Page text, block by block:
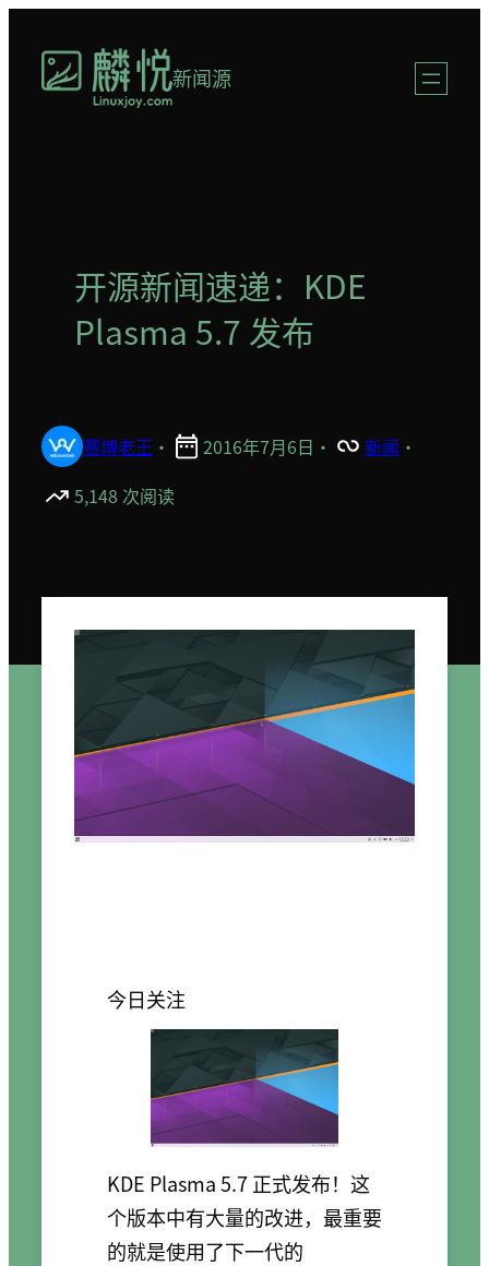
新闻源
开源新闻速递：KDE
Plasma 5.7 发布
赛博老王 · 2016年7月6日 · 新闻 ·
5,148 次阅读
今日关注
KDE Plasma 5.7 正式发布！这
个版本中有大量的改进，最重要
的就是使用了下一代的